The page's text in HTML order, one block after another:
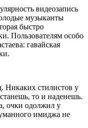
видеозапись
музыканты
быстро
Пользователям особо
гавайская
Никаких стилистов у
то и наденешь.
очки одолжил у
имиджа не